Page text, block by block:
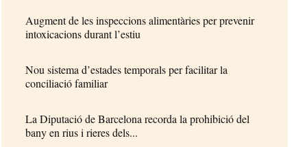
Augment de les inspeccions alimentàries per prevenir
intoxicacions durant l’estiu
Nou sistema d’estades temporals per facilitar la
conciliació familiar
La Diputació de Barcelona recorda la prohibició del
bany en rius i rieres dels...